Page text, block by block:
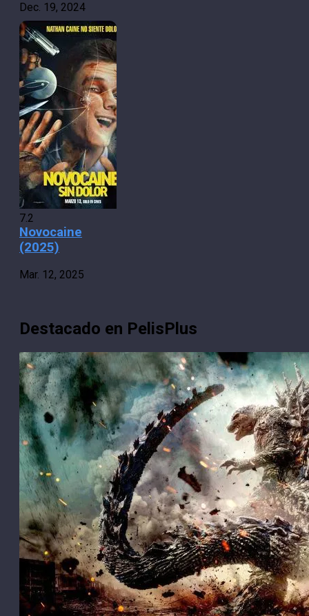
Dec. 19, 2024
7.2
Novocaine
(2025)
Mar. 12, 2025
Destacado en PelisPlus